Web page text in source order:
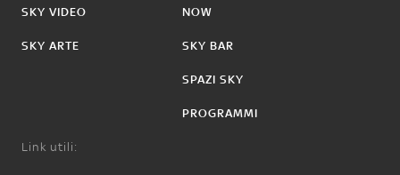
SKY VIDEO
SKY ARTE
NOW
SKY BAR
SPAZI SKY
PROGRAMMI
Link utili: